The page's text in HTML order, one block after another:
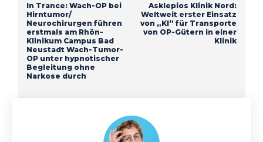
In Trance: Wach-OP bei
Hirntumor/
Neurochirurgen führen
erstmals am Rhön-
Klinikum Campus Bad
Neustadt Wach-Tumor-
OP unter hypnotischer
Begleitung ohne
Narkose durch
Asklepios Klinik Nord:
Weltweit erster Einsatz
von „KI“ für Transporte
von OP-Gütern in einer
Klinik